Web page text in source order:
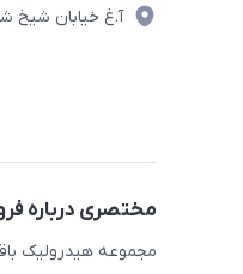
آ.غ خیابان شیخ
مختصری درباره